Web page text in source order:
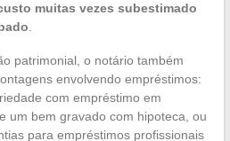
muitas vezes subestimado
.
patrimonial, o notário também
envolvendo empréstimos:
com empréstimo em
um bem gravado com hipoteca, ou
para empréstimos profissionais